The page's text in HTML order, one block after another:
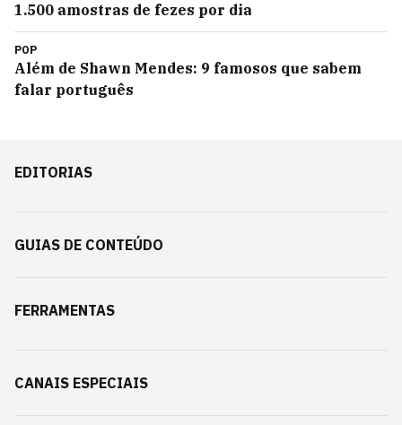
1.500 amostras de fezes por dia
POP
Além de Shawn Mendes: 9 famosos que sabem
falar português
EDITORIAS
GUIAS DE CONTEÚDO
FERRAMENTAS
CANAIS ESPECIAIS